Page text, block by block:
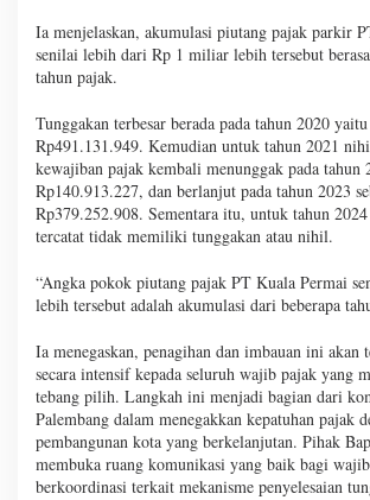
Ia menjelaskan, akumulasi piutang pajak parkir
senilai lebih dari Rp 1 miliar lebih tersebut
tahun pajak.
Tunggakan terbesar berada pada tahun 2020 yaitu
Rp491.131.949. Kemudian untuk tahun 2021
kewajiban pajak kembali menunggak pada tahun
Rp140.913.227, dan berlanjut pada tahun 2023
Rp379.252.908. Sementara itu, untuk tahun
tercatat tidak memiliki tunggakan atau nihil.
“Angka pokok piutang pajak PT Kuala Permai
lebih tersebut adalah akumulasi dari beberapa
Ia menegaskan, penagihan dan imbauan ini akan
secara intensif kepada seluruh wajib pajak yang
tebang pilih. Langkah ini menjadi bagian dari
Palembang dalam menegakkan kepatuhan pajak
pembangunan kota yang berkelanjutan. Pihak
membuka ruang komunikasi yang baik bagi
berkoordinasi terkait mekanisme penyelesaian